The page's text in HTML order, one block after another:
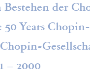
der
Years
– 2000